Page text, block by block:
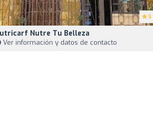
5
Nutre Tu Belleza
Ver información y datos de contacto